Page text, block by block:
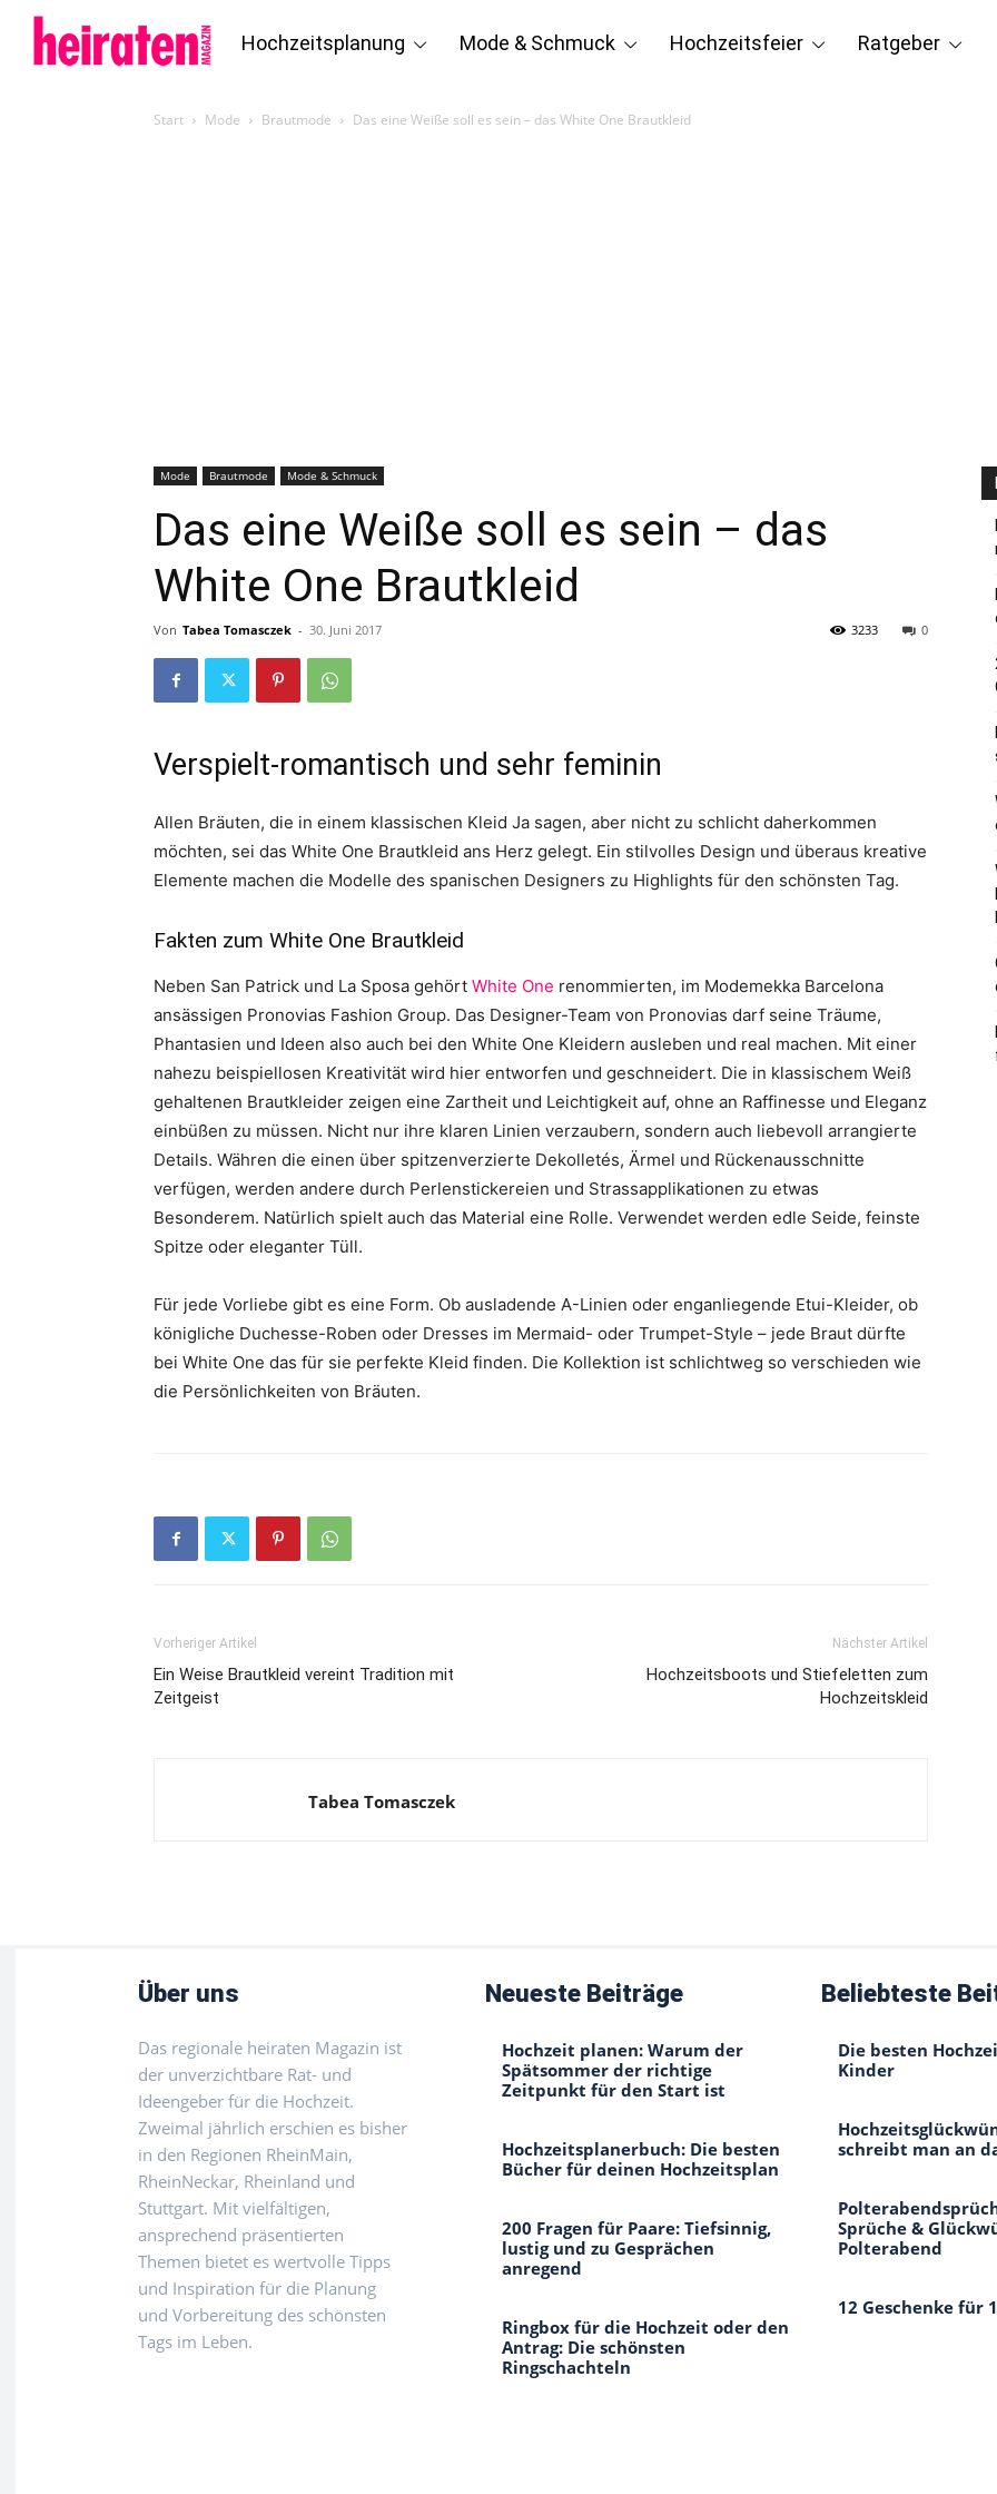
Hochzeitsplanung Mode & Schmuck Hochzeitsfeier Ratgeber
Start Mode Brautmode Das eine Weiße soll es sein – das White One Brautkleid
Mode Brautmode Mode & Schmuck
Das eine Weiße soll es sein – das
White One Brautkleid
Von Tabea Tomasczek - 30. Juni 2017 0
3233
Verspielt-romantisch und sehr feminin
Allen Bräuten, die in einem klassischen Kleid Ja sagen, aber nicht zu schlicht daherkommen
möchten, sei das White One Brautkleid ans Herz gelegt. Ein stilvolles Design und überaus kreative
Elemente machen die Modelle des spanischen Designers zu Highlights für den schönsten Tag.
Fakten zum White One Brautkleid
Neben San Patrick und La Sposa gehört White One renommierten, im Modemekka Barcelona
ansässigen Pronovias Fashion Group. Das Designer-Team von Pronovias darf seine Träume,
Phantasien und Ideen also auch bei den White One Kleidern ausleben und real machen. Mit einer
nahezu beispiellosen Kreativität wird hier entworfen und geschneidert. Die in klassischem Weiß
gehaltenen Brautkleider zeigen eine Zartheit und Leichtigkeit auf, ohne an Raffinesse und Eleganz
einbüßen zu müssen. Nicht nur ihre klaren Linien verzaubern, sondern auch liebevoll arrangierte
Details. Währen die einen über spitzenverzierte Dekolletés, Ärmel und Rückenausschnitte
verfügen, werden andere durch Perlenstickereien und Strassapplikationen zu etwas
Besonderem. Natürlich spielt auch das Material eine Rolle. Verwendet werden edle Seide, feinste
Spitze oder eleganter Tüll.
Für jede Vorliebe gibt es eine Form. Ob ausladende A-Linien oder enganliegende Etui-Kleider, ob
königliche Duchesse-Roben oder Dresses im Mermaid- oder Trumpet-Style – jede Braut dürfte
bei White One das für sie perfekte Kleid finden. Die Kollektion ist schlichtweg so verschieden wie
die Persönlichkeiten von Bräuten.
Vorheriger Artikel
Ein Weise Brautkleid vereint Tradition mit
Zeitgeist
Nächster Artikel
Hochzeitsboots und Stiefeletten zum
Hochzeitskleid
Tabea Tomasczek
Über uns
Das regionale heiraten Magazin ist
der unverzichtbare Rat- und
Ideengeber für die Hochzeit.
Zweimal jährlich erschien es bisher
in den Regionen RheinMain,
RheinNeckar, Rheinland und
Stuttgart. Mit vielfältigen,
ansprechend präsentierten
Themen bietet es wertvolle Tipps
und Inspiration für die Planung
und Vorbereitung des schönsten
Tags im Leben.
Neueste Beiträge
Hochzeit planen: Warum der
Spätsommer der richtige
Zeitpunkt für den Start ist
Hochzeitsplanerbuch: Die besten
Bücher für deinen Hochzeitsplan
200 Fragen für Paare: Tiefsinnig,
lustig und zu Gesprächen
anregend
Ringbox für die Hochzeit oder den
Antrag: Die schönsten
Ringschachteln
Beliebteste
Die besten
Kinder
schreibt man an
Sprüche &
Polterabend
12 Geschenke für